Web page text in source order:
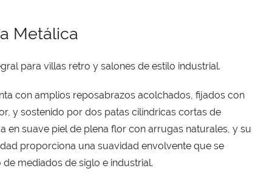
Metálica
para villas retro y salones de estilo industrial.
con amplios reposabrazos acolchados, fijados con
y sostenido por dos patas cilíndricas cortas de
en suave piel de plena flor con arrugas naturales, y su
proporciona una suavidad envolvente que se
mediados de siglo e industrial.